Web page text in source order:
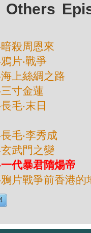
殺周恩來
片‧戰爭
上絲綢之路
寸金蓮
毛‧末日
毛‧李秀成
武門之變
代暴君隋煬帝
片戰爭前香港的